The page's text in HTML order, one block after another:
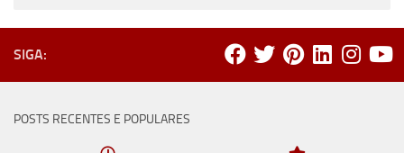
SIGA:
POSTS RECENTES E POPULARES